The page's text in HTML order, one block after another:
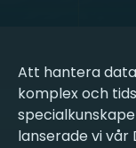
Att hantera
komplex och
lanserade vi